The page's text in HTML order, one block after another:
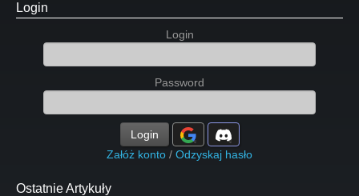
Login
Login
Password
Login
Załóż konto / Odzyskaj hasło
Ostatnie Artykuły